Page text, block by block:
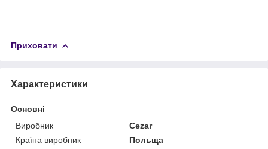
Приховати
Характеристики
Основні
Виробник
Cezar
Країна виробник
Польща